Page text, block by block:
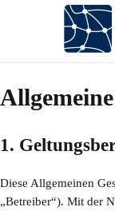
1.
Diese Allgemeinen
„Betreiber“). Mit der